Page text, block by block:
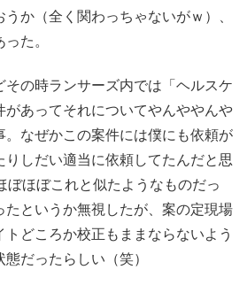
か（全く関わっちゃないがｗ）、
た。
その時ランサーズ内では「ヘルスケ
があってそれについてやんややんや
。なぜかこの案件には僕にも依頼が
りしだい適当に依頼してたんだと思
ぼほぼこれと似たようなものだっ
たというか無視したが、案の定現場
どころか校正もままならないよう
だったらしい（笑）